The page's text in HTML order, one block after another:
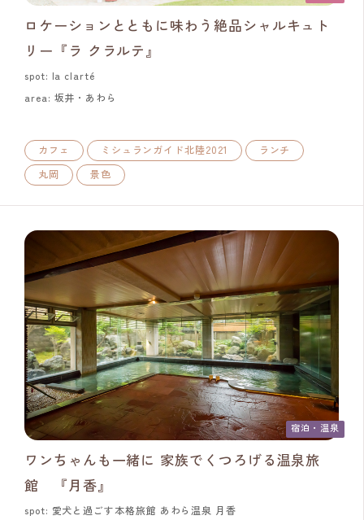
ロケーションとともに味わう絶品シャルキュト
リー『ラ クラルテ』
spot: la clarté
area: 坂井・あわら
カフェ ミシュランガイド北陸2021
ランチ
丸岡
景色
宿泊・温泉
ワンちゃんも一緒に 家族でくつろげる温泉旅
館 『月香』
spot: 愛犬と過ごす本格旅館 あわら温泉 月香